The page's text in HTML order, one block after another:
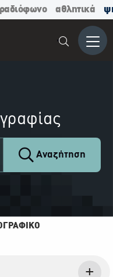
ραδιόφωνο αθλητικά
Μενού
Αναζήτηση